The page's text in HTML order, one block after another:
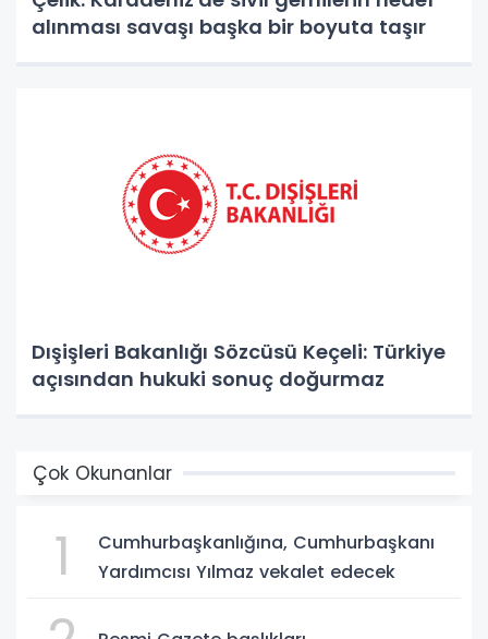
alınması savaşı başka bir boyuta taşır
Dışişleri Bakanlığı Sözcüsü Keçeli: Türkiye
açısından hukuki sonuç doğurmaz
Çok Okunanlar
1
Cumhurbaşkanlığına, Cumhurbaşkanı
Yardımcısı Yılmaz vekalet edecek